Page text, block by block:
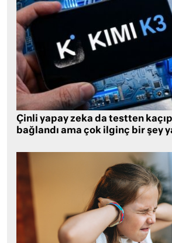
Çinli yapay zeka da testten
bağlandı ama çok ilginç bir şey